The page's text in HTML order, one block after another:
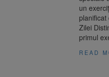
un
planificat
Zilei
primul
READ